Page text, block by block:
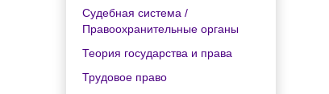
Судебная система /
Правоохранительные органы
Теория государства и права
Трудовое право